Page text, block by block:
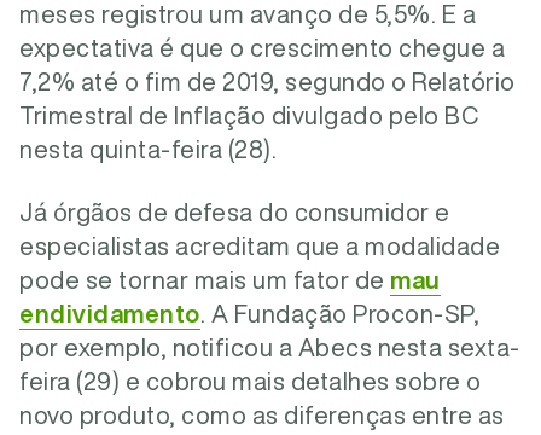
meses registrou um avanço de 5,5%. E a
expectativa é que o crescimento chegue a
7,2% até o fim de 2019, segundo o Relatório
Trimestral de Inflação divulgado pelo BC
nesta quinta-feira (28).
Já órgãos de defesa do consumidor e
especialistas acreditam que a modalidade
pode se tornar mais um fator de mau
endividamento . A Fundação Procon-SP,
por exemplo, notificou a Abecs nesta sexta-
feira (29) e cobrou mais detalhes sobre o
novo produto, como as diferenças entre as